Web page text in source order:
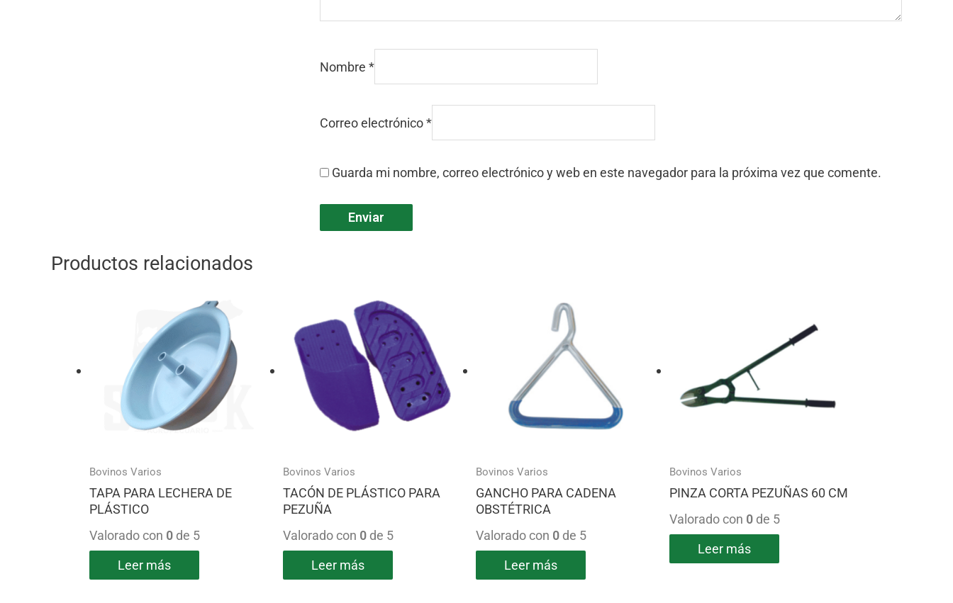
Nombre *
Correo electrónico*
Guarda mi nombre, correo electrónico y web en este navegador para la próxima vez que comente.
Productos relacionados
Bovinos Varios
TAPA PARA LECHERA DE
PLÁSTICO
Valorado con 0 de 5
Leer más
Bovinos Varios
TACÓN DE PLÁSTICO PARA
PEZUÑA
Valorado con 0de 5
Leer más
Bovinos Varios
GANCHO PARA CADENA
OBSTÉTRICA
Valorado con 0 de 5
Leer más
Bovinos Varios
PINZA CORTA PEZUÑAS 60 CM
Valorado con 0 de 5
Leer más